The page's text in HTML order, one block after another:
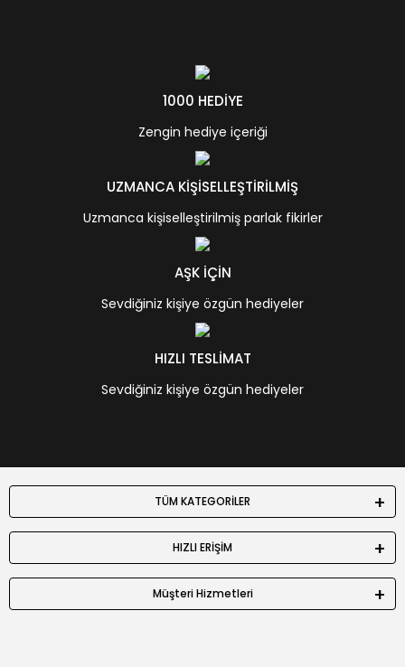
1000 HEDİYE
Zengin hediye içeriği
UZMANCA KİŞİSELLEŞTİRİLMİŞ
Uzmanca kişiselleştirilmiş parlak fikirler
AŞK İÇİN
Sevdiğiniz kişiye özgün hediyeler
HIZLI TESLİMAT
Sevdiğiniz kişiye özgün hediyeler
TÜM KATEGORİLER
HIZLI ERİŞİM
Müşteri Hizmetleri